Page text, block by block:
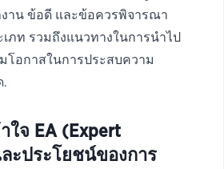
งาน ข้อดี และข้อควรพิจารณา
เภท รวมถึงแนวทางในการนำไป
โอกาสในการประสบความ
.
ใจ EA (Expert
ะประโยชน์ของการ